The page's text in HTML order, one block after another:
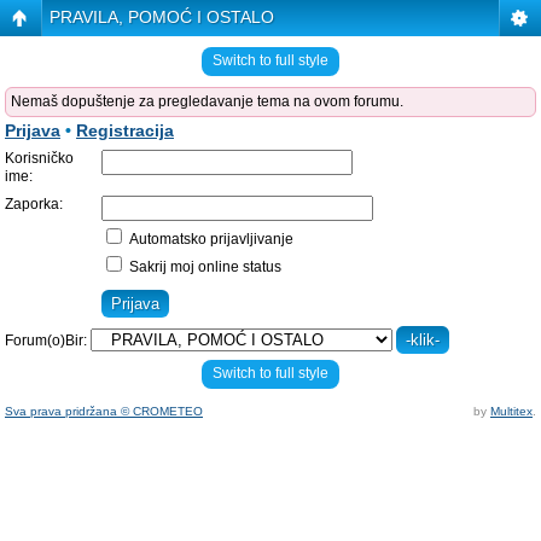
PRAVILA, POMOĆ I OSTALO
Switch to full style
Nemaš dopuštenje za pregledavanje tema na ovom forumu.
Prijava • Registracija
Korisničko
ime:
Zaporka:
Automatsko prijavljivanje
Sakrij moj online status
Forum(o)Bir:
Switch to full style
Sva prava pridržana © CROMETEO by Multitex